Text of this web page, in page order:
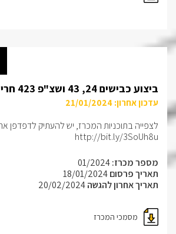
ביצוע כבישים 24, 43 ושצ"פ 423 חריש אור המזרח
עדכון אחרון: 21/01/2024
לצפייה בתוכניות המכרז, יש להעתיק לדפדפן
http://bit.ly/3SoUh8u
מספר מכרז:01/2024
תאריך פרסום18/01/2024
תאריך אחרון להגשה20/02/2024
מסמכי המכרז